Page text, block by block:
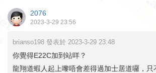
2076
2023-3-29 23:56
brianso198 發表於 2023-3-29 23:48
你覺得E22C加到站咩？
龍翔道蝦人起上嚟唔會差得過加士居道囉，只